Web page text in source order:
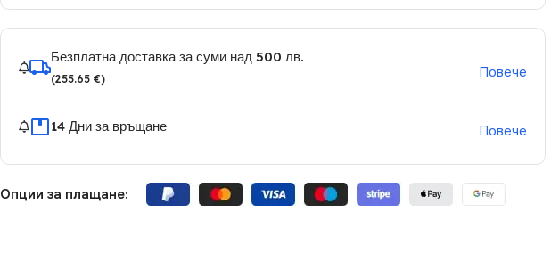
Безплатна доставка за суми над 500 лв.
(255.65 €) Повече
14 Дни за връщане Повече
Опции за плащане: